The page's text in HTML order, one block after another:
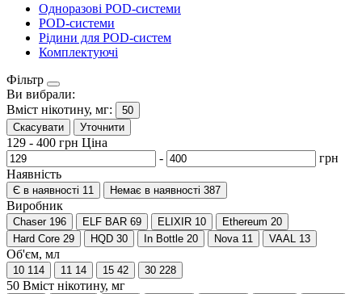
Одноразові POD-системи
POD-системи
Рідини для POD-систем
Комплектуючі
Фільтр
Ви вибрали:
Вміст нікотину, мг:
50
Скасувати
Уточнити
129 - 400 грн Ціна
-
грн
Наявність
Є в наявності 11 Немає в наявності 387
Виробник
Chaser 196 ELF BAR 69 ELIXIR 10 Ethereum 20
Hard Core 29 HQD 30 In Bottle 20 Nova 11 VAAL 13
Об'єм, мл
10 114 11 14 15 42 30 228
50 Вміст нікотину, мг